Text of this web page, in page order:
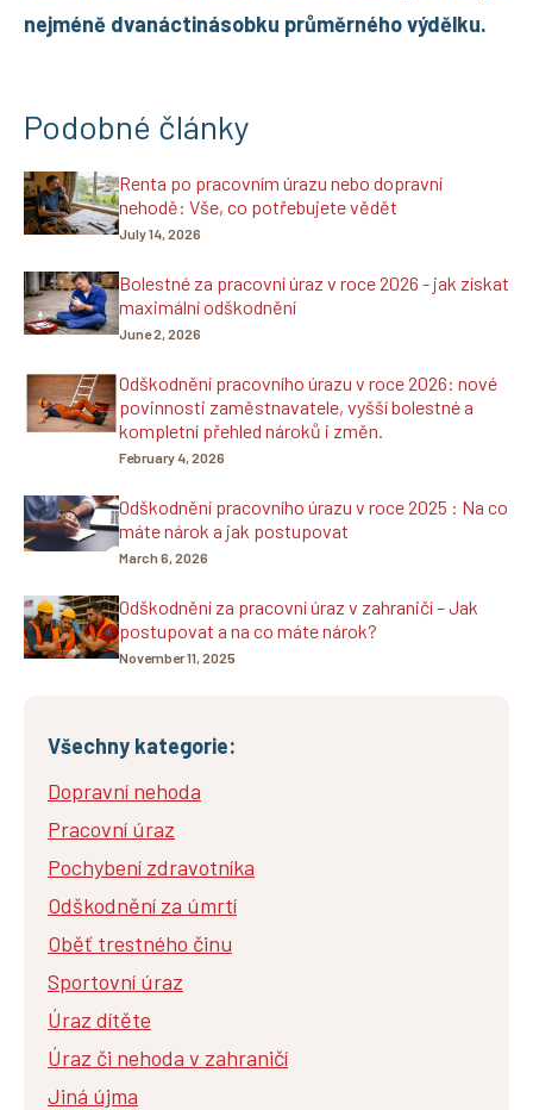
nejméně dvanáctinásobku průměrného výdělku.
Podobné články
Renta po pracovním úrazu nebo dopravní
nehodě: Vše, co potřebujete vědět
July 14, 2026
Bolestné za pracovní úraz v roce 2026 - jak získat
maximální odškodnění
June 2, 2026
Odškodnění pracovního úrazu v roce 2026: nové
povinnosti zaměstnavatele, vyšší bolestné a
kompletní přehled nároků i změn.
February 4, 2026
Odškodnění pracovního úrazu v roce 2025 : Na co
máte nárok a jak postupovat
March 6, 2026
Odškodnění za pracovní úraz v zahraničí – Jak
postupovat a na co máte nárok?
November 11, 2025
Všechny kategorie:
Dopravní nehoda
Pracovní úraz
Pochybení zdravotníka
Odškodnění za úmrtí
Oběť trestného činu
Sportovní úraz
Úraz dítěte
Úraz či nehoda v zahraničí
Jiná újma